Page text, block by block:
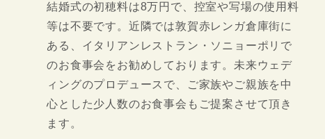
結婚式の初穂料は8万円で、控室や写場の使用料
等は不要です。近隣では敦賀赤レンガ倉庫街に
ある、イタリアンレストラン・ソニョーポリで
のお食事会をお勧めしております。未来ウェデ
ィングのプロデュースで、ご家族やご親族を中
心とした少人数のお食事会もご提案させて頂き
ます。